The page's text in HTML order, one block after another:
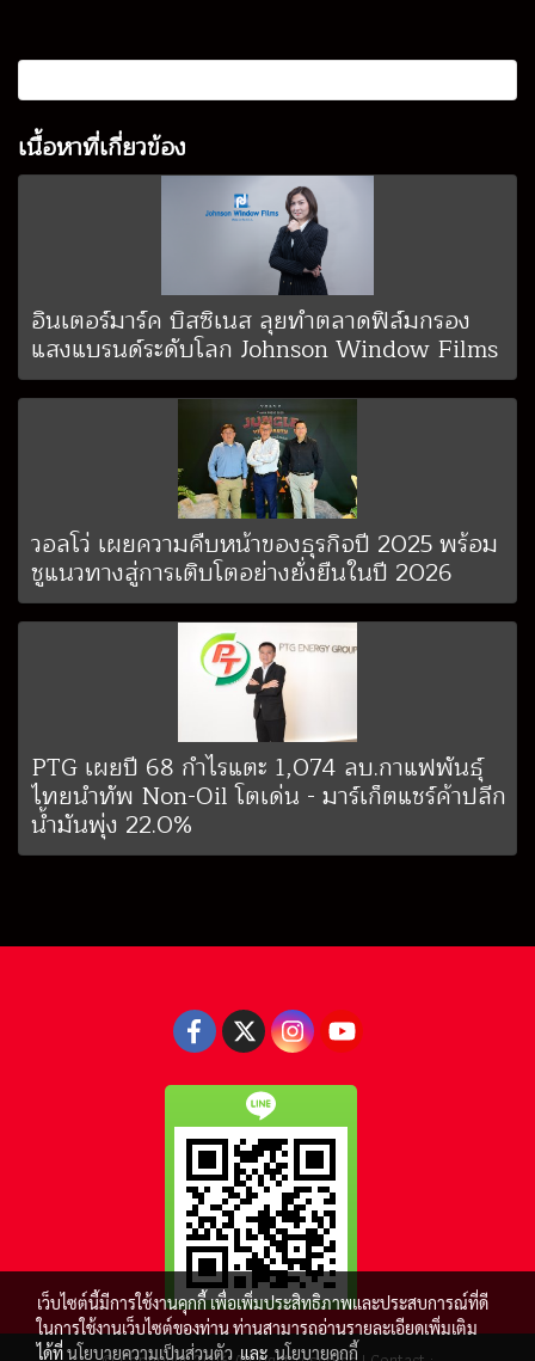
เนื้อหาที่เกี่ยวข้อง
อินเตอร์มาร์ค บิสซิเนส ลุยทำตลาดฟิล์มกรอง
แสงแบรนด์ระดับโลก Johnson Window Films
วอลโว่ เผยความคืบหน้าของธุรกิจปี 2025 พร้อม
ชูแนวทางสู่การเติบโตอย่างยั่งยืนในปี 2026
PTG เผยปี 68 กำไรแตะ 1,074 ลบ.กาแฟพันธุ์
ไทยนำทัพ Non-Oil โตเด่น - มาร์เก็ตแชร์ค้าปลีก
น้ำมันพุ่ง 22.0%
เว็บไซต์นี้มีการใช้งานคุกกี้ เพื่อเพิ่มประสิทธิภาพและประสบการณ์ที่ดี
ในการใช้งานเว็บไซต์ของท่าน ท่านสามารถอ่านรายละเอียดเพิ่มเติม
ได้ที่นโยบายความเป็นส่วนตัว และนโยบายคุกกี้